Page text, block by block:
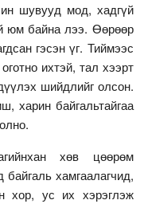
шувууд мод, хадгүй
юм байна лээ. Өөрөөр
гэсэн үг. Тиймээс
ихтэй, тал хээрт
шийдлийг олсон.
харин байгальтайгаа
хөв цөөрөм
хамгаалагчид,
хор, ус их хэрэглэж